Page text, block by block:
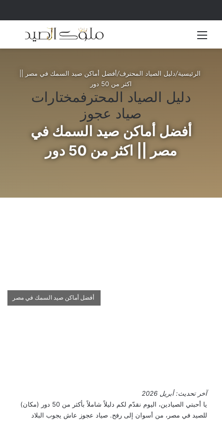
الرئيسية/دليل الصياد المحترف/أفضل أماكن صيد السمك في مصر ||
اكثر من 50 دور
دليل الصياد المحترفمختارات
صياد عجوز
أفضل أماكن صيد السمك في
مصر || اكثر من 50 دور
أفضل أماكن صيد السمك في مصر
آخر تحديث: أبريل 2026
يا أحبتي الصيادين، اليوم نقدّم لكم دليلاً شاملاً بأكثر من 50 دور (مكان)
للصيد في مصر، من أسوان إلى رفح. صياد عجوز عاش يجوب البلاد